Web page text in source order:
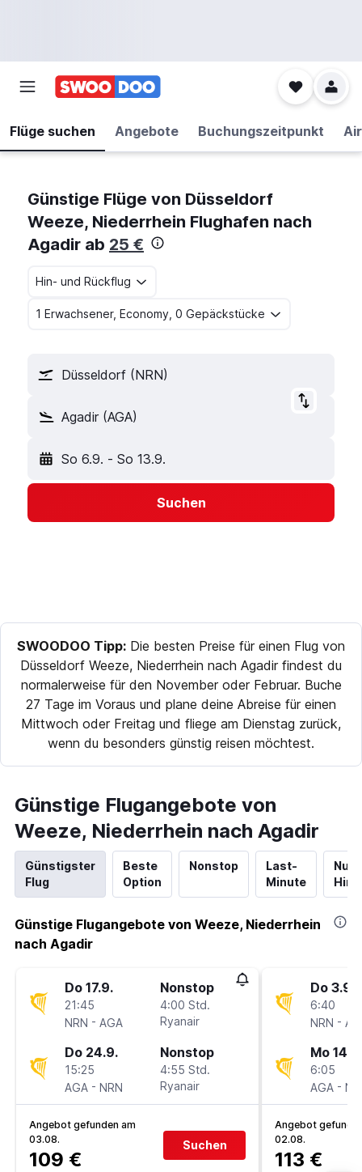
Flüge suchen Angebote Buchungszeitpunkt
Günstige Flüge von Düsseldorf
Weeze, Niederrhein Flughafen nach
Agadir ab 25 €
Hin- und Rückflug
1 Erwachsener, Economy, 0 Gepäckstücke
Düsseldorf (NRN)
Agadir (AGA)
So 6.9. - So 13.9.
Suchen
SWOODOO Tipp: Die besten Preise für einen Flug von
Düsseldorf Weeze, Niederrhein nach Agadir findest du
normalerweise für den November oder Februar. Buche
27 Tage im Voraus und plane deine Abreise für einen
Mittwoch oder Freitag und fliege am Dienstag zurück,
wenn du besonders günstig reisen möchtest.
Günstige Flugangebote von
Weeze, Niederrhein nach Agadir
Günstigster
Flug
Beste
Option
Nonstop
Last-
Minute
Nur
Günstige Flugangebote von Weeze, Niederrhein
nach Agadir
Do 17.9.
21:45
NRN - AGA
Nonstop
4:00 Std.
Ryanair
Do 24.9.
15:25
AGA - NRN
Nonstop
4:55 Std.
Ryanair
Angebot gefunden am
03.08.
109 €
Suchen
Do 3.9.
6:40
NRN -
Mo 14.9.
6:05
AGA -
Angebot
02.08.
113 €